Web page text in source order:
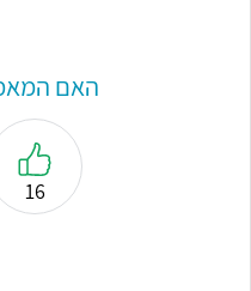
האם
16